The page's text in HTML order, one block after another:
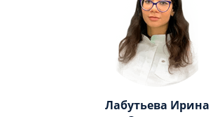
Лабутьева Ирина